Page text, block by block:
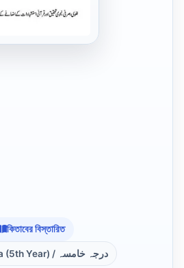
কিতাবের বিস্তারিত
Khamesa (5th Year) / درجہ خامسہ